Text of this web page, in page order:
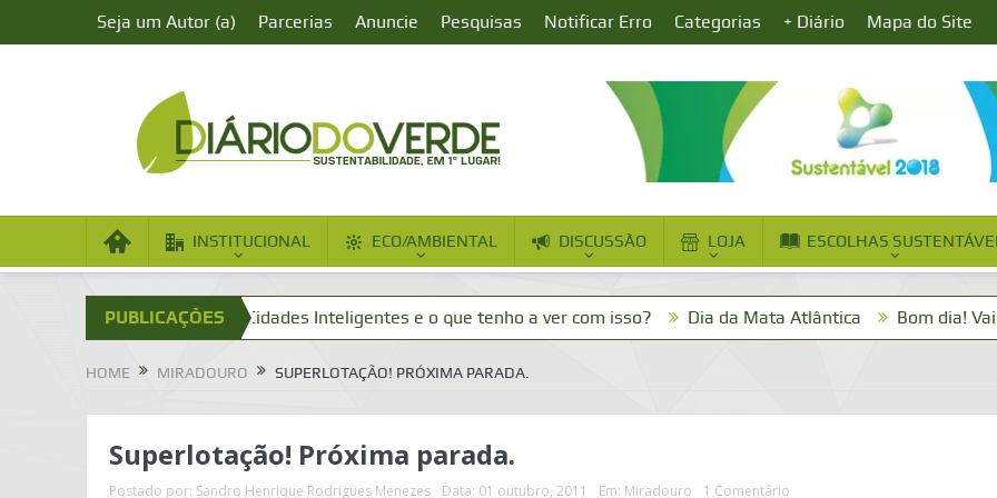
Seja um Autor (a) Parcerias Anuncie Pesquisas Notificar Erro Categorias + Diário Mapa do Site
INSTITUCIONAL ECO/AMBIENTAL DISCUSSÃO LOJA ESCOLHAS
PUBLICAÇÕES
Inteligentes Cidades Inteligentes e o que tenho a ver com isso? Dia da Mata Atlântica Bom dia! Vai um
HOME MIRADOURO SUPERLOTAÇÃO! PRÓXIMA PARADA.
Superlotação! Próxima parada.
Postado por: Sandro Henrique Rodrigues Menezes Data: 01 outubro, 2011 Em: Miradouro 1 Comentário